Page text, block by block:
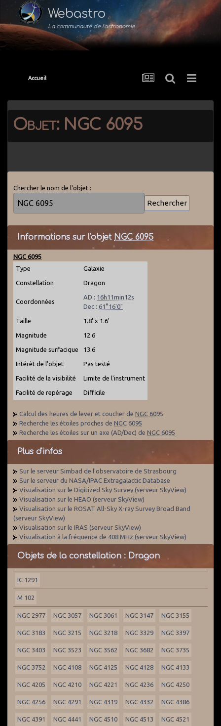
Webastro
La communauté de l'astronomie
Accueil
Objet: NGC 6095
Chercher le nom de l'objet :
Informations sur l'objet NGC 6095
NGC 6095
Type
Galaxie
Constellation Dragon
Coordonnées
AD : 16h11min12s
Dec : 61°16'0"
Taille 1.8' x 1.6'
Magnitude 12.6
Magnitude surfacique 13.6
Intérêt de l'objet Pas testé
Facilité de la visibilité Limite de l'instrument
Facilité de repérage Difficile
Calcul des heures de lever et coucher de NGC 6095
Recherche les étoiles proches de NGC 6095
Recherche les étoiles sur un axe (AD/Dec) de NGC 6095
Plus d'infos
Sur le serveur Simbad de l'observatoire de Strasbourg
Sur le serveur du NASA/IPAC Extragalactic Database
Visualisation sur le Digitized Sky Survey (serveur SkyView)
Visualisation sur le HEAO (serveur SkyView)
Visualisation sur le ROSAT All-Sky X-ray Survey Broad Band
(serveur SkyView)
Visualisation sur le IRAS (serveur SkyView)
Visualisation à la fréquence de 408 MHz (serveur SkyView)
Objets de la constellation : Dragon
IC 1291
M 102
NGC 2977 NGC 3057 NGC 3061 NGC 3147 NGC 3155
NGC 3183 NGC 3215 NGC 3218 NGC 3329 NGC 3397
NGC 3403 NGC 3523 NGC 3562 NGC 3682 NGC 3735
NGC 3752 NGC 4108 NGC 4125 NGC 4128 NGC 4133
NGC 4205 NGC 4210 NGC 4221 NGC 4236 NGC 4250
NGC 4256 NGC 4291 NGC 4319 NGC 4332 NGC 4386
NGC 4391 NGC 4441 NGC 4510 NGC 4513 NGC 4521